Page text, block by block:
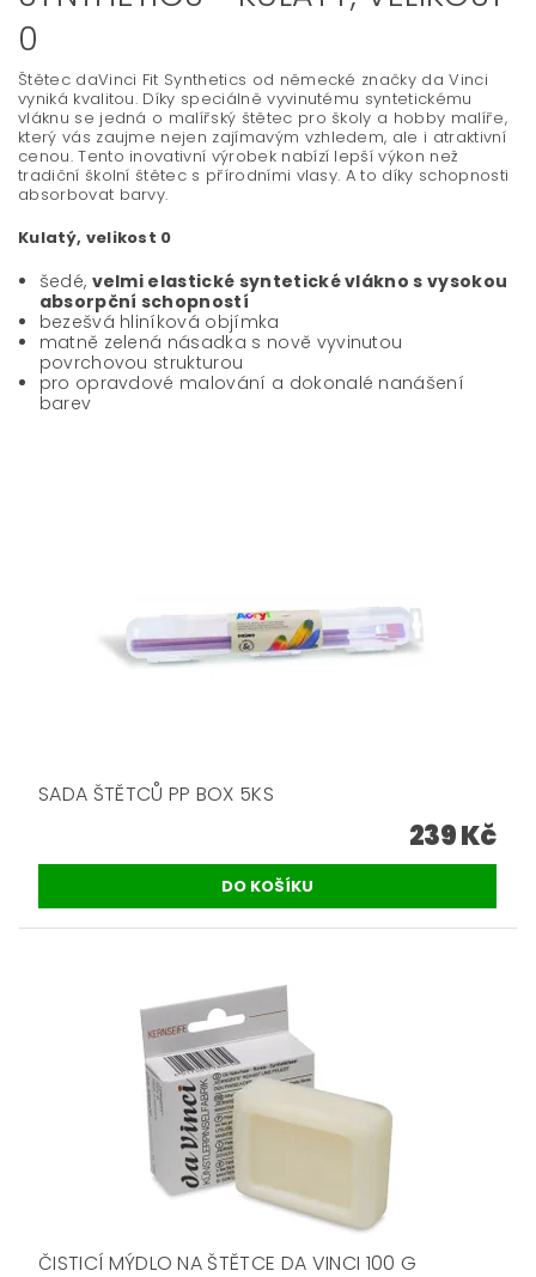
0
Štětec daVinci Fit Synthetics od německé značky da Vinci
vyniká kvalitou. Díky speciálně vyvinutému syntetickému
vláknu se jedná o malířský štětec pro školy a hobby malíře,
který vás zaujme nejen zajímavým vzhledem, ale i atraktivní
cenou. Tento inovativní výrobek nabízí lepší výkon než
tradiční školní štětec s přírodními vlasy. A to díky schopnosti
absorbovat barvy.
Kulatý, velikost 0
šedé, velmi elastické syntetické vlákno s vysokou
absorpční schopností
bezešvá hliníková objímka
matně zelená násadka s nově vyvinutou
povrchovou strukturou
pro opravdové malování a dokonalé nanášení
barev
SADA ŠTĚTCŮ PP BOX 5KS
239 Kč
ČISTICÍ MÝDLO NA ŠTĚTCE DA VINCI 100 G